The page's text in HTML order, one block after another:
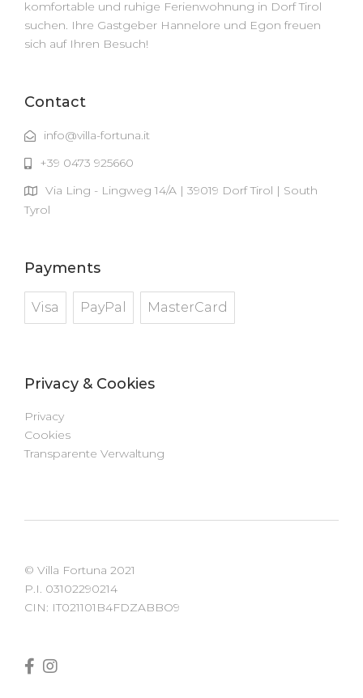
komfortable und ruhige Ferienwohnung in Dorf Tirol
suchen. Ihre Gastgeber Hannelore und Egon freuen
sich auf Ihren Besuch!
Contact
info@villa-fortuna.it
+39 0473 925660
Via Ling - Lingweg 14/A | 39019 Dorf Tirol | South
Tyrol
Payments
Visa PayPal MasterCard
Privacy & Cookies
Privacy
Cookies
Transparente Verwaltung
© Villa Fortuna 2021
P.I. 03102290214
CIN: IT021101B4FDZABBO9